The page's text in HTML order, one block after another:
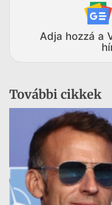
Adja hozzá a
További cikkek